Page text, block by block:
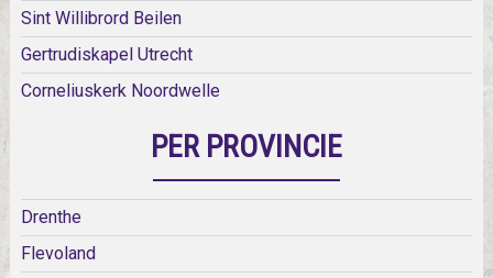
Sint Willibrord Beilen
Gertrudiskapel Utrecht
Corneliuskerk Noordwelle
PER PROVINCIE
Drenthe
Flevoland